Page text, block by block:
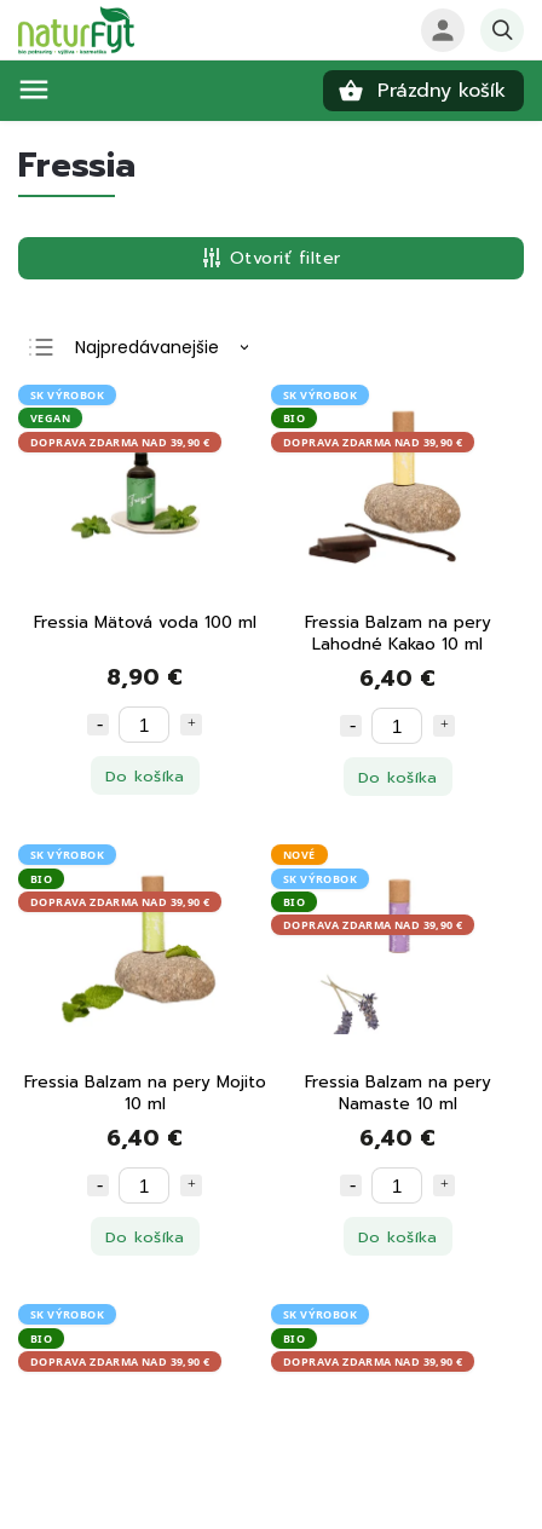
Prázdny košík
Fressia
Otvoriť filter
Najpredávanejšie
Najlacnejšie
Najdrahšie
Abecedne
SK VÝROBOK
VEGAN
DOPRAVA ZDARMA NAD 39,90 €
Fressia Mätová voda 100 ml
8,90 €
Do košíka
SK VÝROBOK
BIO
DOPRAVA ZDARMA NAD 39,90 €
Fressia Balzam na pery
Lahodné Kakao 10 ml
6,40 €
Do košíka
SK VÝROBOK
BIO
DOPRAVA ZDARMA NAD 39,90 €
Fressia Balzam na pery Mojito
10 ml
6,40 €
Do košíka
NOVÉ
SK VÝROBOK
BIO
DOPRAVA ZDARMA NAD 39,90 €
Fressia Balzam na pery
Namaste 10 ml
6,40 €
Do košíka
SK VÝROBOK
BIO
DOPRAVA ZDARMA NAD 39,90 €
SK VÝROBOK
BIO
DOPRAVA ZDARMA NAD 39,90 €